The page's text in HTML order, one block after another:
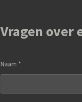
Vragen over
Naam *